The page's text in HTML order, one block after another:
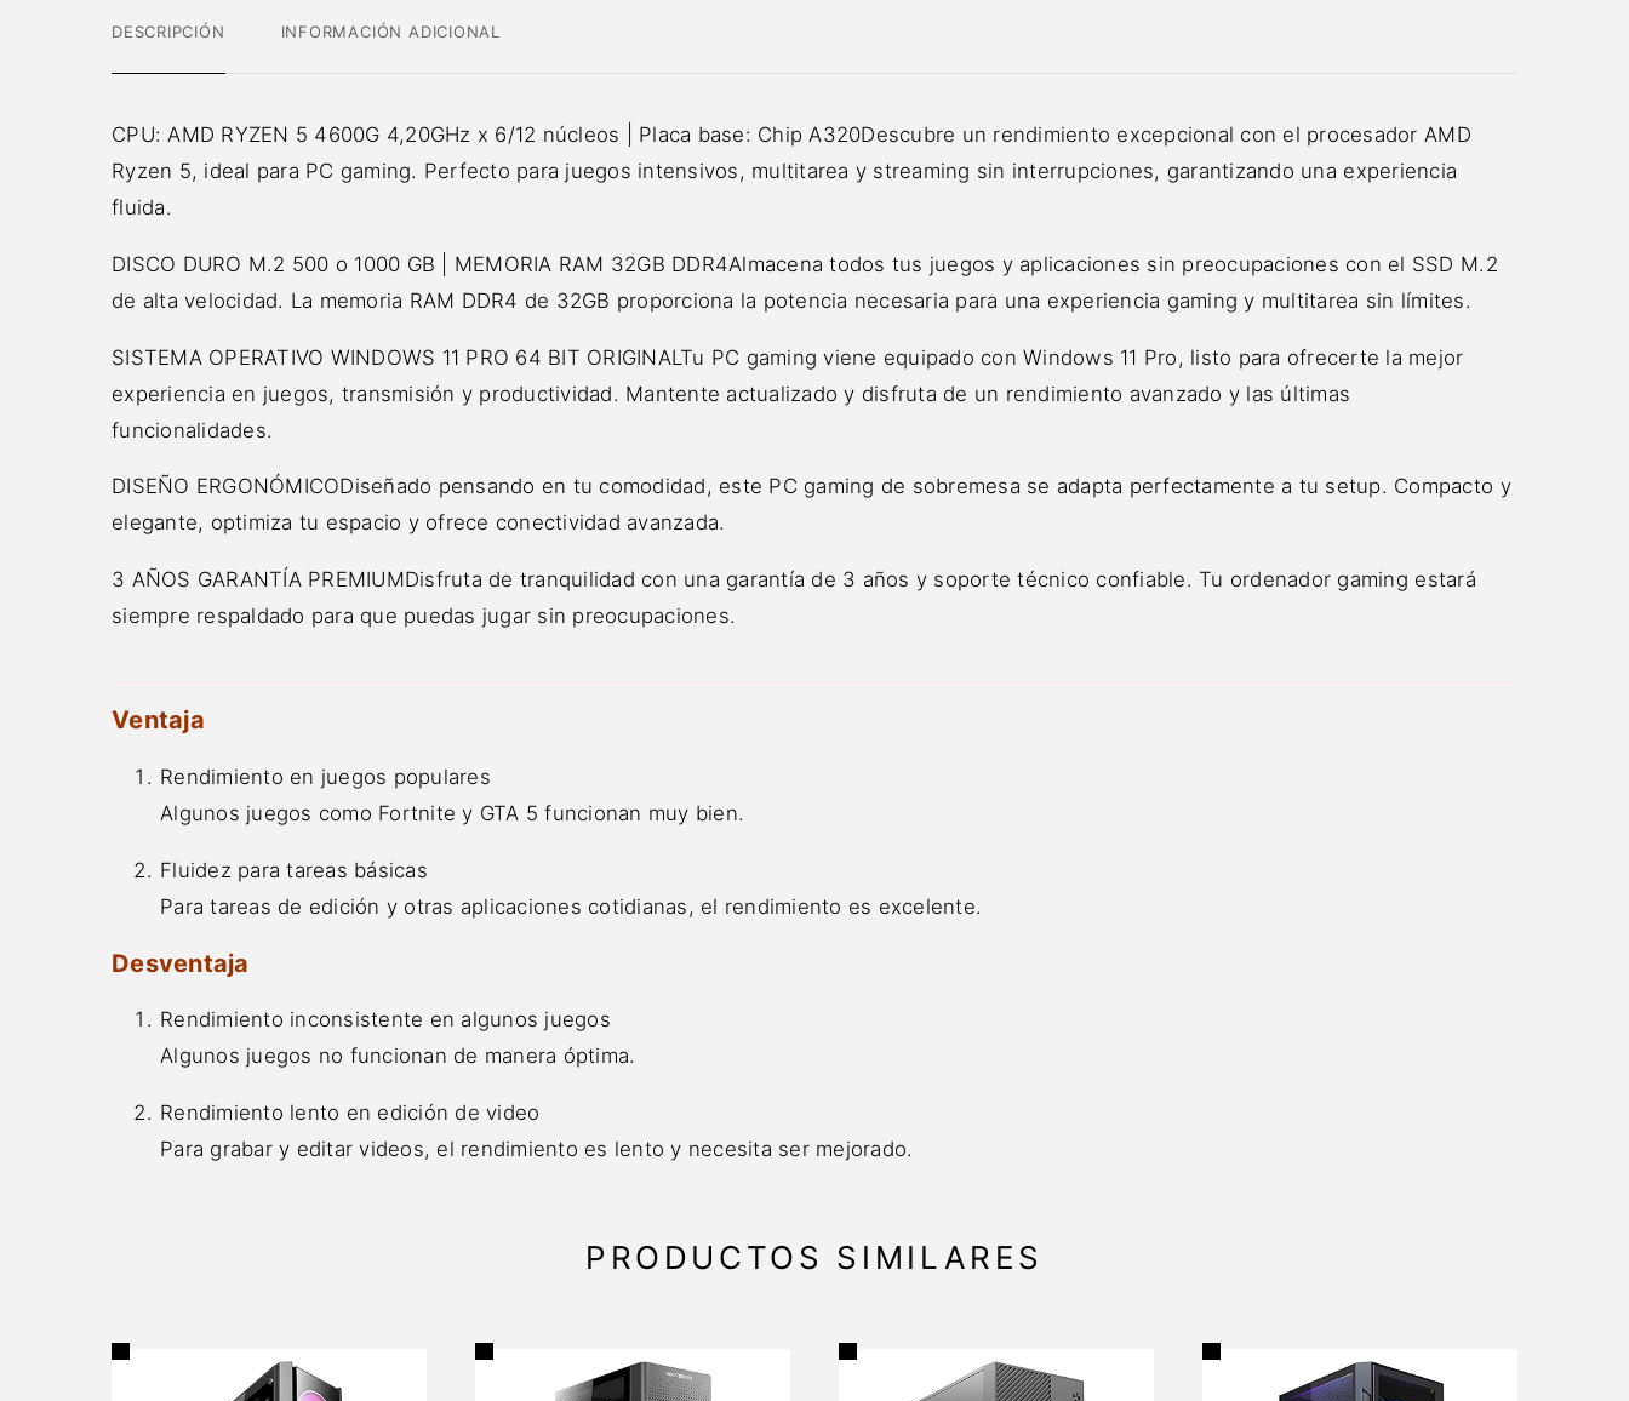
DESCRIPCIÓN INFORMACIÓN ADICIONAL
CPU: AMD RYZEN 5 4600G 4,20GHz x 6/12 núcleos | Placa base: Chip A320Descubre un rendimiento excepcional con el procesador AMD
Ryzen 5, ideal para PC gaming. Perfecto para juegos intensivos, multitarea y streaming sin interrupciones, garantizando una experiencia
fluida.
DISCO DURO M.2 500 o 1000 GB | MEMORIA RAM 32GB DDR4Almacena todos tus juegos y aplicaciones sin preocupaciones con el SSD M.2
de alta velocidad. La memoria RAM DDR4 de 32GB proporciona la potencia necesaria para una experiencia gaming y multitarea sin límites.
SISTEMA OPERATIVO WINDOWS 11 PRO 64 BIT ORIGINALTu PC gaming viene equipado con Windows 11 Pro, listo para ofrecerte la mejor
experiencia en juegos, transmisión y productividad. Mantente actualizado y disfruta de un rendimiento avanzado y las últimas
funcionalidades.
DISEÑO ERGONÓMICODiseñado pensando en tu comodidad, este PC gaming de sobremesa se adapta perfectamente a tu setup. Compacto y
elegante, optimiza tu espacio y ofrece conectividad avanzada.
3 AÑOS GARANTÍA PREMIUMDisfruta de tranquilidad con una garantía de 3 años y soporte técnico confiable. Tu ordenador gaming estará
siempre respaldado para que puedas jugar sin preocupaciones.
Ventaja
Rendimiento en juegos populares
Algunos juegos como Fortnite y GTA 5 funcionan muy bien.
Fluidez para tareas básicas
Para tareas de edición y otras aplicaciones cotidianas, el rendimiento es excelente.
Desventaja
Rendimiento inconsistente en algunos juegos
Algunos juegos no funcionan de manera óptima.
Rendimiento lento en edición de video
Para grabar y editar videos, el rendimiento es lento y necesita ser mejorado.
PRODUCTOS SIMILARES